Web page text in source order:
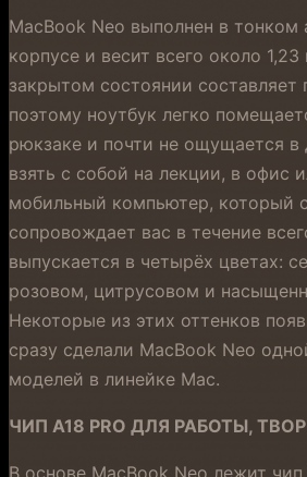
MacBook Neo выполнен в
корпусе и весит всего около
закрытом состоянии составляет
поэтому ноутбук легко
рюкзаке и почти не ощущается в
взять с собой на лекции, в офис
мобильный компьютер, который
сопровождает вас в течение
выпускается в четырёх цветах:
розовом, цитрусовом и
Некоторые из этих оттенков
сразу сделали MacBook Neo
моделей в линейке Mac.
ЧИП A18 PRO ДЛЯ РАБОТЫ,